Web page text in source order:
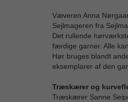
Væveren Anna
Sejlmageren fra
Det rullende
færdige garner. Alle kan
Hør bruges blandt
eksemplarer af den
Træskærer og
Træskærer Sanne